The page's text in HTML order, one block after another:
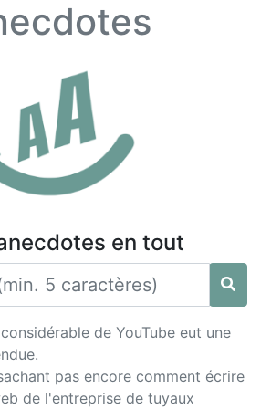
en tout
de YouTube eut une
pas encore comment écrire
de l'entreprise de tuyaux